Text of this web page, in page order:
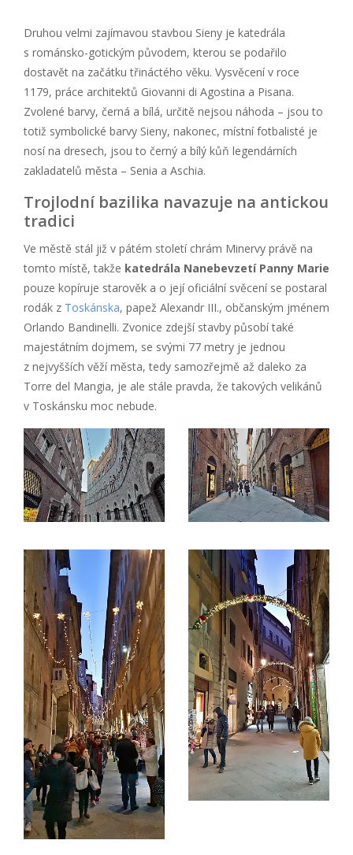
Druhou velmi zajímavou stavbou Sieny je katedrála
s románsko-gotickým původem, kterou se podařilo
dostavět na začátku třináctého věku. Vysvěcení v roce
1179, práce architektů Giovanni di Agostina a Pisana.
Zvolené barvy, černá a bílá, určitě nejsou náhoda – jsou to
totiž symbolické barvy Sieny, nakonec, místní fotbalisté je
nosí na dresech, jsou to černý a bílý kůň legendárních
zakladatelů města – Senia a Aschia.
Trojlodní bazilika navazuje na antickou
tradici
Ve městě stál již v pátém století chrám Minervy právě na
tomto místě, takže katedrála Nanebevzetí Panny Marie
pouze kopíruje starověk a o její oficiální svěcení se postaral
rodák z Toskánska, papež Alexandr III., občanským jménem
Orlando Bandinelli. Zvonice zdejší stavby působí také
majestátním dojmem, se svými 77 metry je jednou
z nejvyšších věží města, tedy samozřejmě až daleko za
Torre del Mangia, je ale stále pravda, že takových velikánů
v Toskánsku moc nebude.